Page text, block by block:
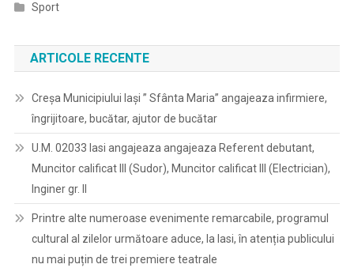
Sport
ARTICOLE RECENTE
Creșa Municipiului Iași ” Sfânta Maria” angajeaza infirmiere,
îngrijitoare, bucătar, ajutor de bucătar
U.M. 02033 Iasi angajeaza angajeaza Referent debutant,
Muncitor calificat III (Sudor), Muncitor calificat III (Electrician),
Inginer gr. II
Printre alte numeroase evenimente remarcabile, programul
cultural al zilelor următoare aduce, la Iasi, în atenția publicului
nu mai puțin de trei premiere teatrale